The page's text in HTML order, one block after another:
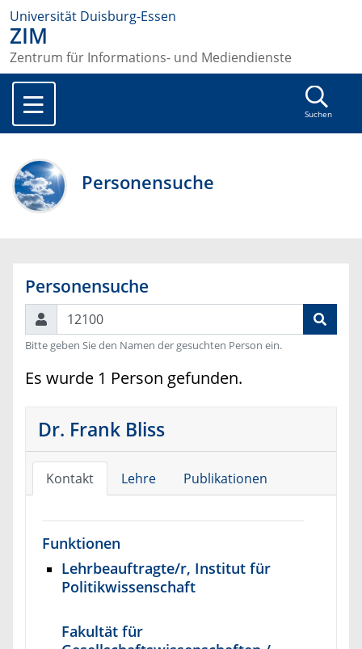
Universität Duisburg-Essen
ZIM
Zentrum für Informations- und Mediendienste
Suchen
Personensuche
Personensuche
Suchen
Bitte geben Sie den Namen der gesuchten Person ein.
Es wurde 1 Person gefunden.
Dr. Frank Bliss
Kontakt Lehre Publikationen
Funktionen
Lehrbeauftragte/r, Institut für
Politikwissenschaft
Fakultät für